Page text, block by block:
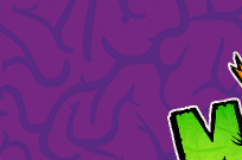
Pular
para
Pular
para
o
conteúdo